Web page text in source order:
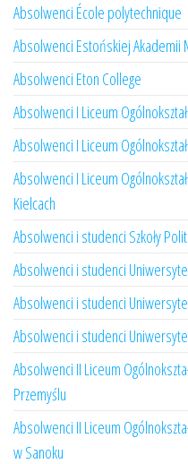
Absolwenci École polytechnique
Absolwenci Estońskiej Akademii
Absolwenci Eton College
Absolwenci I Liceum
Absolwenci I Liceum
Absolwenci I Liceum
Kielcach
Absolwenci i studenci Szkoły
Absolwenci i studenci
Absolwenci i studenci
Absolwenci i studenci
Absolwenci II Liceum
Przemyślu
Absolwenci II Liceum
w Sanoku